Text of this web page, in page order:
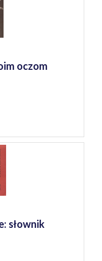
oczom
słownik